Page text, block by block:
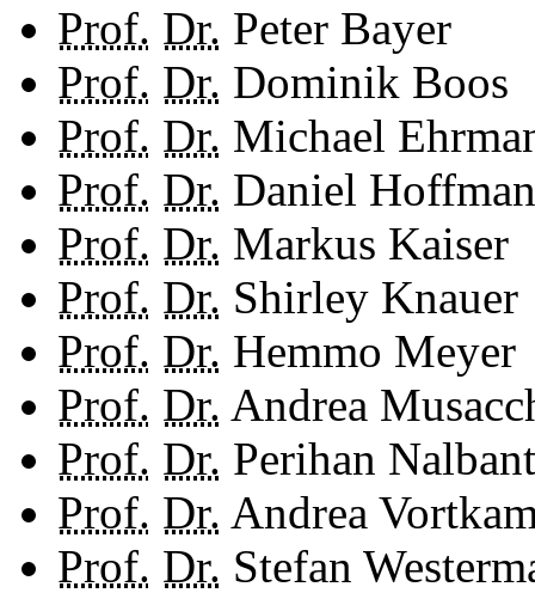
Prof. Dr. Peter Bayer
Prof. Dr. Dominik Boos
Prof. Dr. Michael
Prof. Dr. Daniel
Prof. Dr. Markus Kaiser
Prof. Dr. Shirley
Prof. Dr. Hemmo Meyer
Prof. Dr. Andrea
Prof. Dr. Perihan Nalbant
Prof. Dr. Andrea
Prof. Dr. Stefan